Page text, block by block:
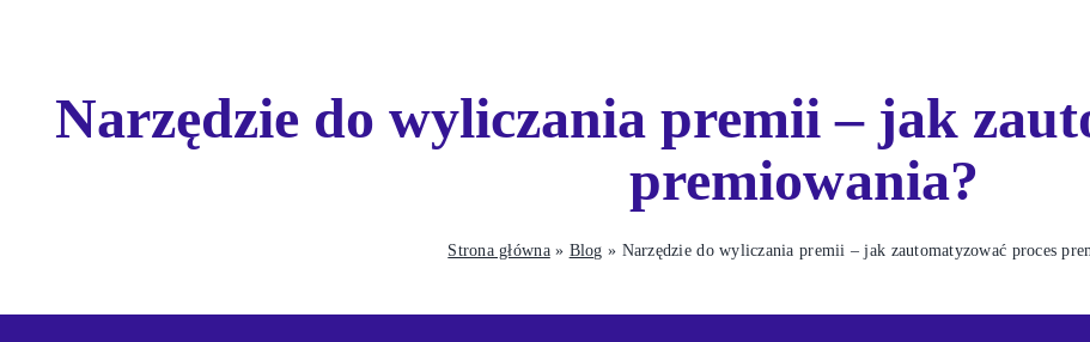
Narzędzie do wyliczania premii – jak
premiowania?
Strona główna» Blog » Narzędzie do wyliczania premii – jak zautomatyzować proces